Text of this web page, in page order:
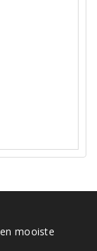
mooiste